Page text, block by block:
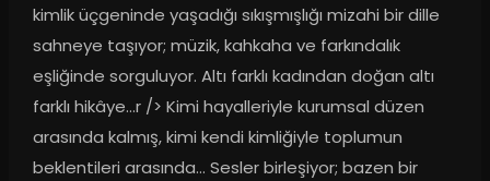
kimlik üçgeninde yaşadığı sıkışmışlığı mizahi bir dille
sahneye taşıyor; müzik, kahkaha ve farkındalık
eşliğinde sorguluyor. Altı farklı kadından doğan altı
farklı hikâye…r /> Kimi hayalleriyle kurumsal düzen
arasında kalmış, kimi kendi kimliğiyle toplumun
beklentileri arasında… Sesler birleşiyor; bazen bir